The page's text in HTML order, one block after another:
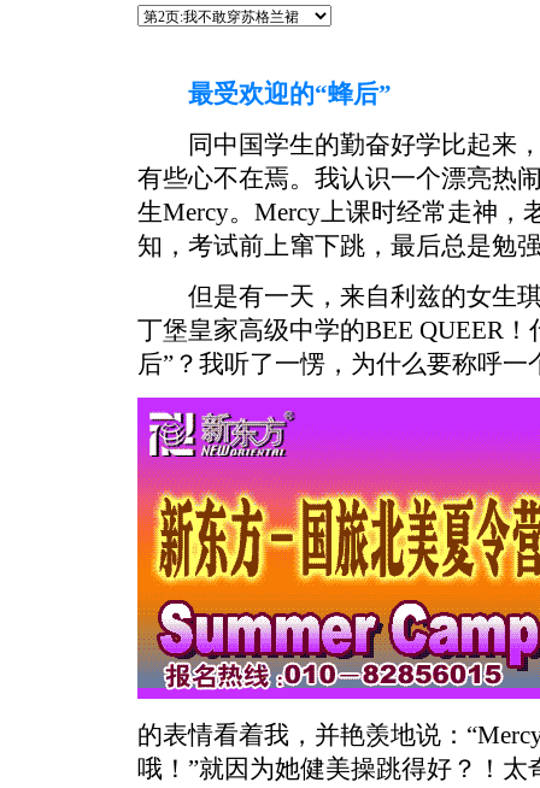
最受欢迎的“蜂后”
同中国学生的勤奋好学比起来，
有些心不在焉。我认识一个漂亮热
生Mercy。Mercy上课时经常走神，
知，考试前上窜下跳，最后总是勉
但是有一天，来自利兹的女生琪
丁堡皇家高级中学的BEE QUEER！
后”？我听了一愣，为什么要称呼一
的表情看着我，并艳羡地说：
哦！”就因为她健美操跳得好？！